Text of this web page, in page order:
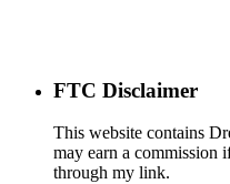
FTC Disclaimer
This website contains
may earn a commission
through my link.